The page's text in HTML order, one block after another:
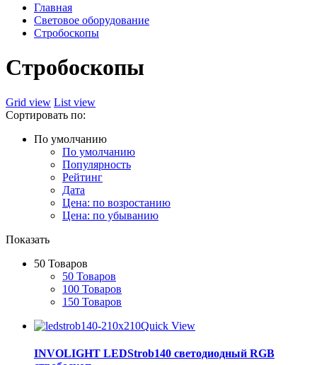
Главная
Световое оборудование
Стробоскопы
Стробоскопы
Grid view List view
Сортировать по:
По умолчанию
По умолчанию
Популярность
Рейтинг
Дата
Цена: по возростанию
Цена: по убыванию
Показать
50 Товаров
50 Товаров
100 Товаров
150 Товаров
Quick View
INVOLIGHT LEDStrob140 светодиодный RGB